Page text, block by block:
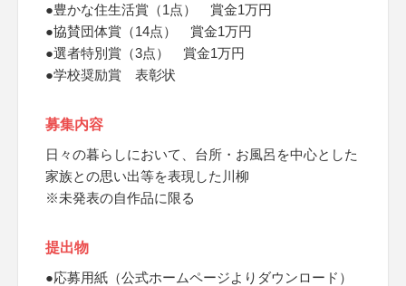
●豊かな住生活賞（1点） 賞金1万円
●協賛団体賞（14点） 賞金1万円
●選者特別賞（3点） 賞金1万円
●学校奨励賞 表彰状
募集内容
日々の暮らしにおいて、台所・お風呂を中心とした
家族との思い出等を表現した川柳
※未発表の自作品に限る
提出物
●応募用紙（公式ホームページよりダウンロード）